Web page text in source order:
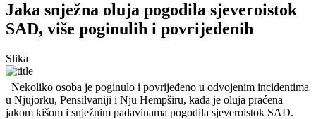
Јaka snježna oluja pogodila sjeveroistok
SAD, više poginulih i povrijeđenih
Slika
Nekoliko osoba je poginulo i povrijeđeno u odvojenim incidentima
u Njujorku, Pensilvaniji i Nju Hempširu, kada je oluja praćena
jakom kišom i snježnim padavinama pogodila sjeveroistok SAD.